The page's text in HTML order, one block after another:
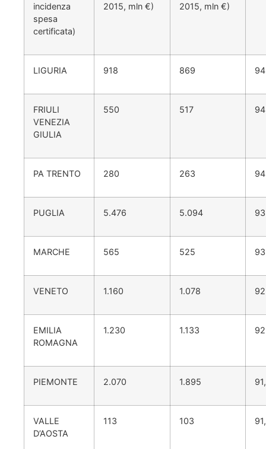
incidenza
spesa
certificata)
2015, mln €)
2015, mln €)
LIGURIA 918 869
FRIULI
VENEZIA
GIULIA
550 517
PA TRENTO 280 263
PUGLIA 5.476 5.094
MARCHE 565 525
VENETO 1.160 1.078
EMILIA
ROMAGNA
1.230 1.133
PIEMONTE 2.070 1.895
VALLE
D’AOSTA
113 103